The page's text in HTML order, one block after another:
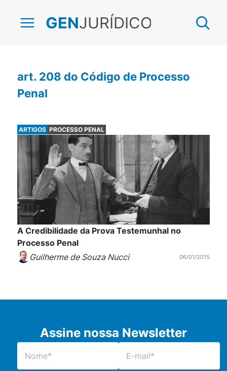
GENJURÍDICO
art. 208 do Código de Processo
Penal
ARTIGOS PROCESSO PENAL
A Credibilidade da Prova Testemunhal no
Processo Penal
Guilherme de Souza Nucci
06/01/2015
Assine nossa Newsletter